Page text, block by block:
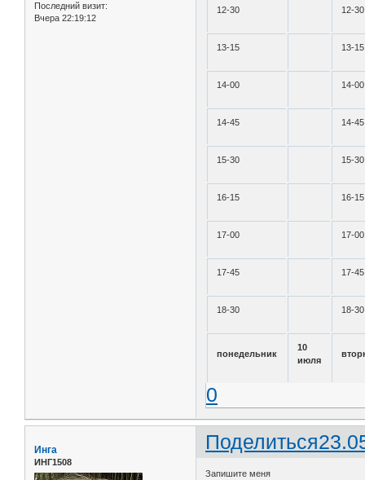
Последний визит:
Вчера 22:19:12
12-30 12-30
13-15 13-15
14-00 14-00
14-45 14-45
15-30 15-30
16-15 16-15
17-00 17-00
17-45 17-45
18-30 18-30
понедельник
10
июля
0
Поделиться
Инга
ИНГ1508
Запишите меня